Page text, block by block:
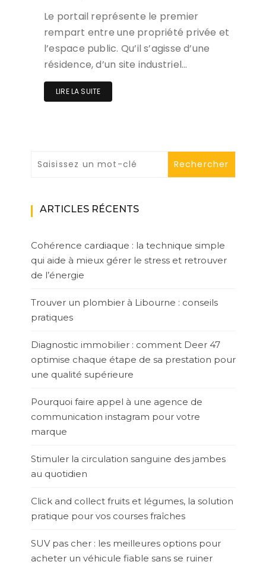
Le portail représente le premier
rempart entre une propriété privée et
l’espace public. Qu’il s’agisse d’une
résidence, d’un site industriel…
LIRE LA SUITE
ARTICLES RÉCENTS
Cohérence cardiaque : la technique simple
qui aide à mieux gérer le stress et retrouver
de l’énergie
Trouver un plombier à Libourne : conseils
pratiques
Diagnostic immobilier : comment Deer 47
optimise chaque étape de sa prestation pour
une qualité supérieure
Pourquoi faire appel à une agence de
communication instagram pour votre
marque
Stimuler la circulation sanguine des jambes
au quotidien
Click and collect fruits et légumes, la solution
pratique pour vos courses fraîches
SUV pas cher : les meilleures options pour
acheter un véhicule fiable sans se ruiner